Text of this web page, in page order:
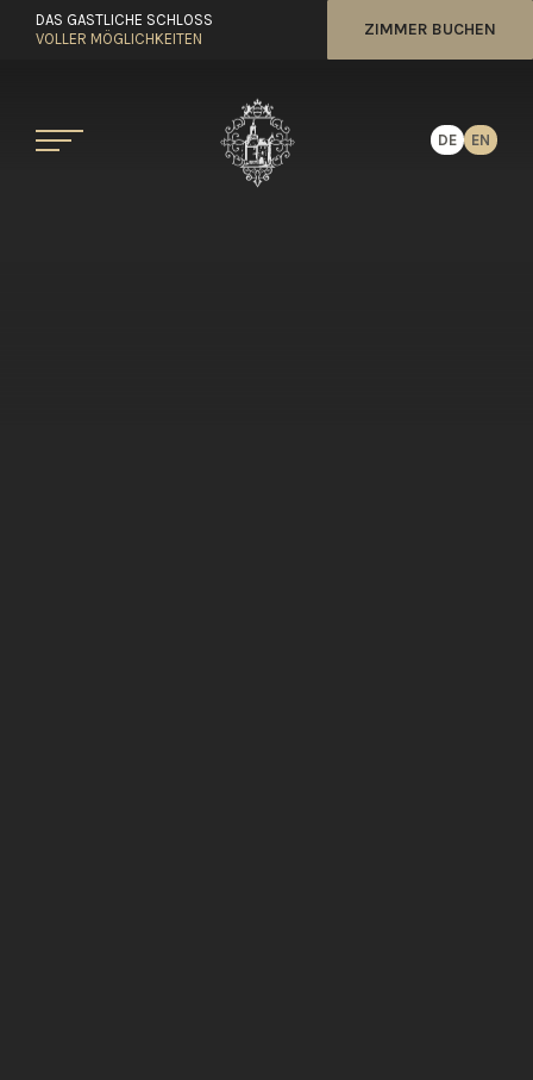
DAS GASTLICHE SCHLOSS
VOLLER MÖGLICHKEITEN
ZIMMER BUCHEN
DE EN